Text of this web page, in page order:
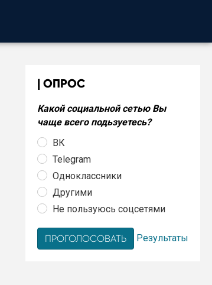
ОПРОС
Какой социальной сетью Вы
чаще всего подьзуетесь?
ВК
Telegram
Одноклассники
Другими
Не пользуюсь соцсетями
Результаты